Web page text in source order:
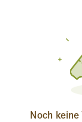
Noch